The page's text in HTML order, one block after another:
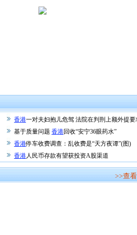
香港一对夫妇抱儿危驾 法院在判刑上额外提要
基于质量问题 香港回收“安宁36眼药水”
香港停车收费调查：乱收费是“天方夜谭”(图)
香港人民币存款有望获投资A股渠道
>>查